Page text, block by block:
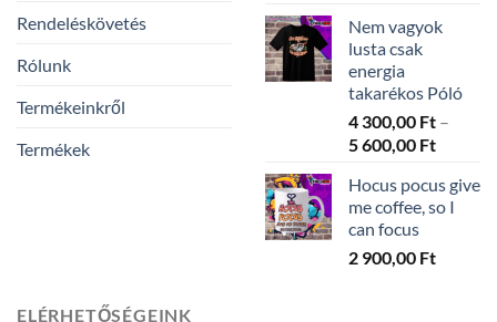
Rendeléskövetés
Rólunk
Termékeinkről
Termékek
Nem vagyok
lusta csak
energia
takarékos Póló
4 300,00 Ft –
5 600,00 Ft
300,00
-
600,00
Hocus pocus give
me coffee, so I
can focus
2 900,00 Ft
ELÉRHETŐSÉGEINK